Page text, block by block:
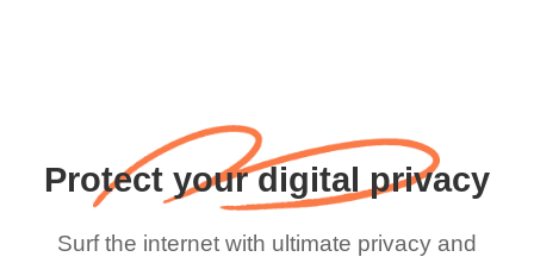
Protect your digital privacy
Surf the internet with ultimate privacy and